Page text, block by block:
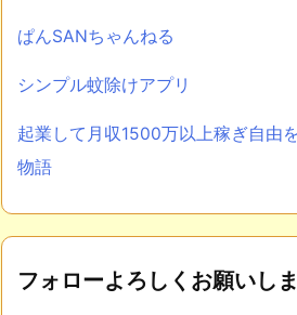
ぱんSANちゃんねる
シンプル蚊除けアプリ
起業して月収1500万以上稼ぎ自由
物語
フォローよろしくお願いし